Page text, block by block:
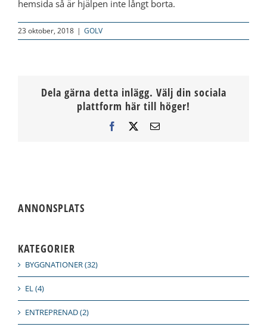
hemsida så är hjälpen inte långt borta.
23 oktober, 2018 | GOLV
Dela gärna detta inlägg. Välj din sociala
plattform här till höger!
Facebook
E-
ANNONSPLATS
KATEGORIER
BYGGNATIONER (32)
EL (4)
ENTREPRENAD (2)